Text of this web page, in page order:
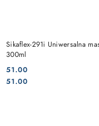
Sikaflex-291i Uniwersalna
300ml
Cena:
51.00
Cena:
51.00